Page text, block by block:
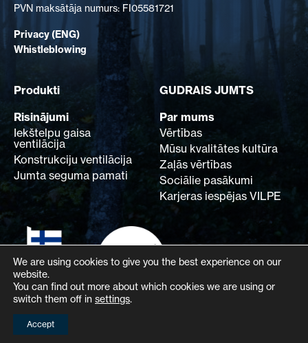
PVN maksātāja numurs: FI05581721
Privacy (ENG)
Whistleblowing
Produkti
GUDRAIS JUMTS
Risinājumi
Iekštelpu gaisa
ventilācija
Konstrukciju ventilācija
Jumta seguma pamati
Par mums
Vērtības
Mūsu kvalitātes kultūra
Zaļās vērtības
Sociālie pasākumi
Karjeras iespējas VILPE
We are using cookies to give you the best experience on our
website.
You can find out more about which cookies we are using or
switch them off in settings.
Accept